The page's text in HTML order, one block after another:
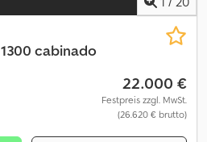
1300 cabinado
22.000 €
Festpreis zzgl. MwSt.
(26.620 € brutto)